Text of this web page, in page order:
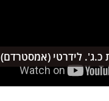
לידרטי (אמסטרדם)